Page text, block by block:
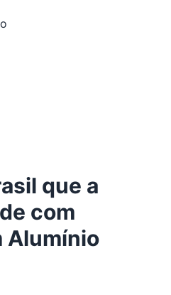
que a
com
Alumínio